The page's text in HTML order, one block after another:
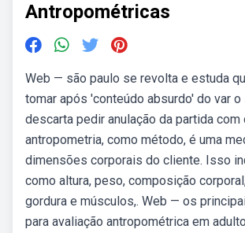
Antropométricas
Web — são paulo se revolta e estuda
tomar após 'conteúdo absurdo' do var o
descarta pedir anulação da partida com
antropometria, como método, é uma
dimensões corporais do cliente. Isso
como altura, peso, composição
gordura e músculos,. Web — os
para avaliação antropométrica em